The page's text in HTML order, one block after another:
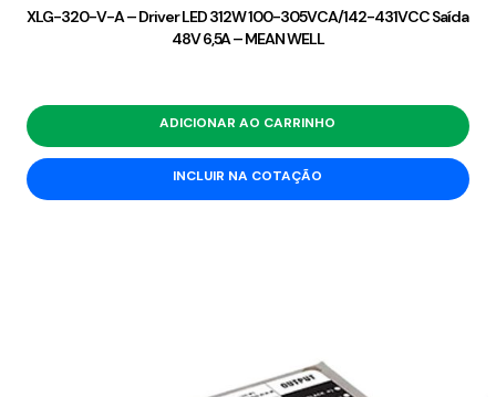
XLG-320-V-A – Driver LED 312W 100-305VCA/142-431VCC Saída
48V 6,5A – MEAN WELL
ADICIONAR AO CARRINHO
INCLUIR NA COTAÇÃO